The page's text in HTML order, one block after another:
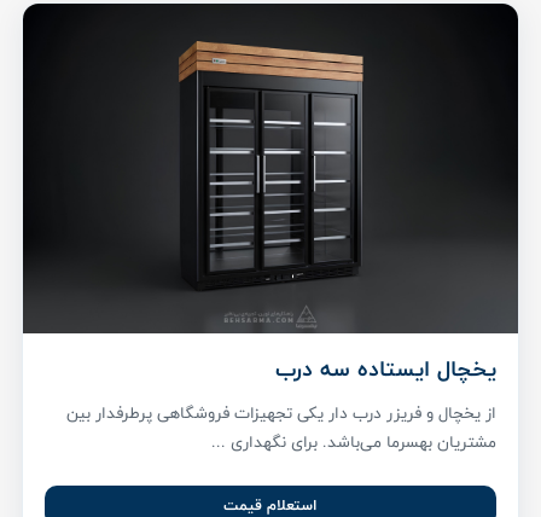
یخچال ایستاده سه درب
از یخچال و فریزر درب دار یکی تجهیزات فروشگاهی پر‌طرفدار بین
مشتریان بهسرما می‌باشد. برای نگهداری ...
استعلام قیمت